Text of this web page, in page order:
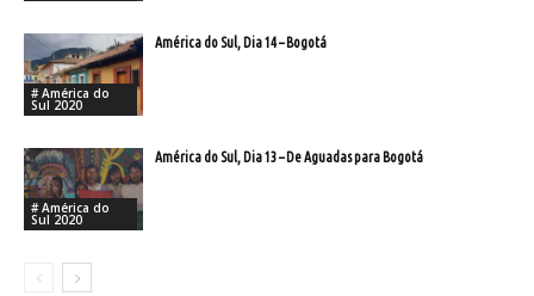
# América do
Sul 2020
América do Sul, Dia 14 – Bogotá
# América do
Sul 2020
América do Sul, Dia 13 – De Aguadas para Bogotá